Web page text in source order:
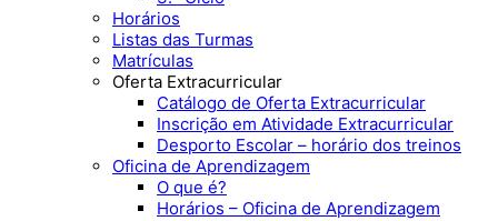
Horários
Listas das Turmas
Matrículas
Oferta Extracurricular
Catálogo de Oferta Extracurricular
Inscrição em Atividade Extracurricular
Desporto Escolar – horário dos treinos
Oficina de Aprendizagem
O que é?
Horários – Oficina de Aprendizagem